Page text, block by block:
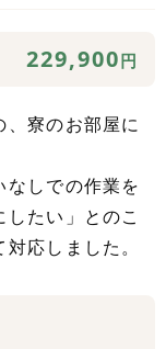
229,900円
寮のお部屋に
しでの作業を
たい」とのこ
応しました。